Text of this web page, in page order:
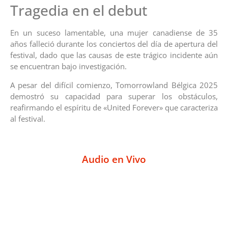
Tragedia en el debut
En un suceso lamentable, una mujer canadiense de 35
años falleció durante los conciertos del día de apertura del
festival, dado que las causas de este trágico incidente aún
se encuentran bajo investigación.
A pesar del difícil comienzo, Tomorrowland Bélgica 2025
demostró su capacidad para superar los obstáculos,
reafirmando el espíritu de «United Forever» que caracteriza
al festival.
Audio en Vivo